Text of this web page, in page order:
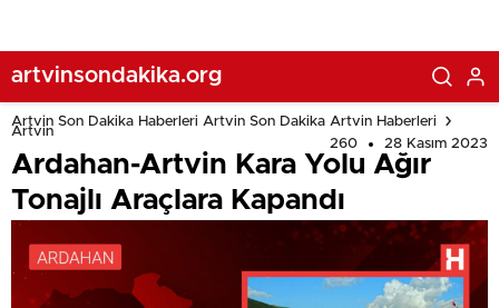
artvinsondakika.org
Artvin Son Dakika Haberleri Artvin Son Dakika Artvin Haberleri
Artvin
260
28 Kasım 2023
Ardahan-Artvin Kara Yolu Ağır
Tonajlı Araçlara Kapandı